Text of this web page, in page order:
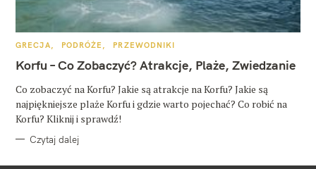
K
T
E
O
R
I
GRECJA PODRÓŻE PRZEWODNIKI
Korfu – Co Zobaczyć? Atrakcje, Plaże, Zwiedzanie
Co zobaczyć na Korfu? Jakie są atrakcje na Korfu? Jakie są
najpiękniejsze plaże Korfu i gdzie warto pojechać? Co robić na
Korfu? Kliknij i sprawdź!
Czytaj dalej